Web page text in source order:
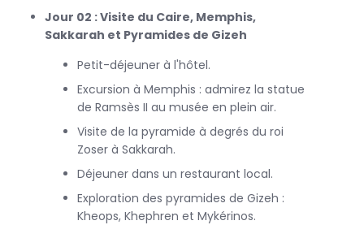
L'une des étapes les plus marquantes de ce circuit est la
Pétra , souvent appelée la "ville rose" en raison de
la couleur de la roche dans laquelle elle est taillée. Inscrite
au patrimoine mondial de l'UNESCO, Pétra est un chef-
d'œuvre d'architecture nabatéenne. En déambulant dans
le Siq, un ravin étroit qui mène au célèbre Trésor, vous
serez transporté dans un passé glorieux. Les façades
Pétra témoignent de l'ingéniosité des anciens bâtisseurs.
Jour 02 : Visite du Caire, Memphis,
Sakkarah et Pyramides de Gizeh
Petit-déjeuner à l'hôtel.
Excursion à Memphis : admirez la statue
de Ramsès II au musée en plein air.
Visite de la pyramide à degrés du roi
Zoser à Sakkarah.
Déjeuner dans un restaurant local.
Exploration des pyramides de Gizeh :
Kheops, Khephren et Mykérinos.